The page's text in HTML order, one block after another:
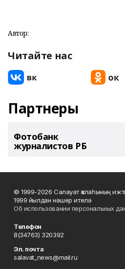
Автор:
Читайте нас
Партнеры
Фотобанк
журналистов РБ
© 1999-2026 Салауат ҡалаһының
1999 йылдан нәшер ителә
Об использовании персональных
Телефон
8(34763) 320392
Эл. почта
salavat_news@mail.ru